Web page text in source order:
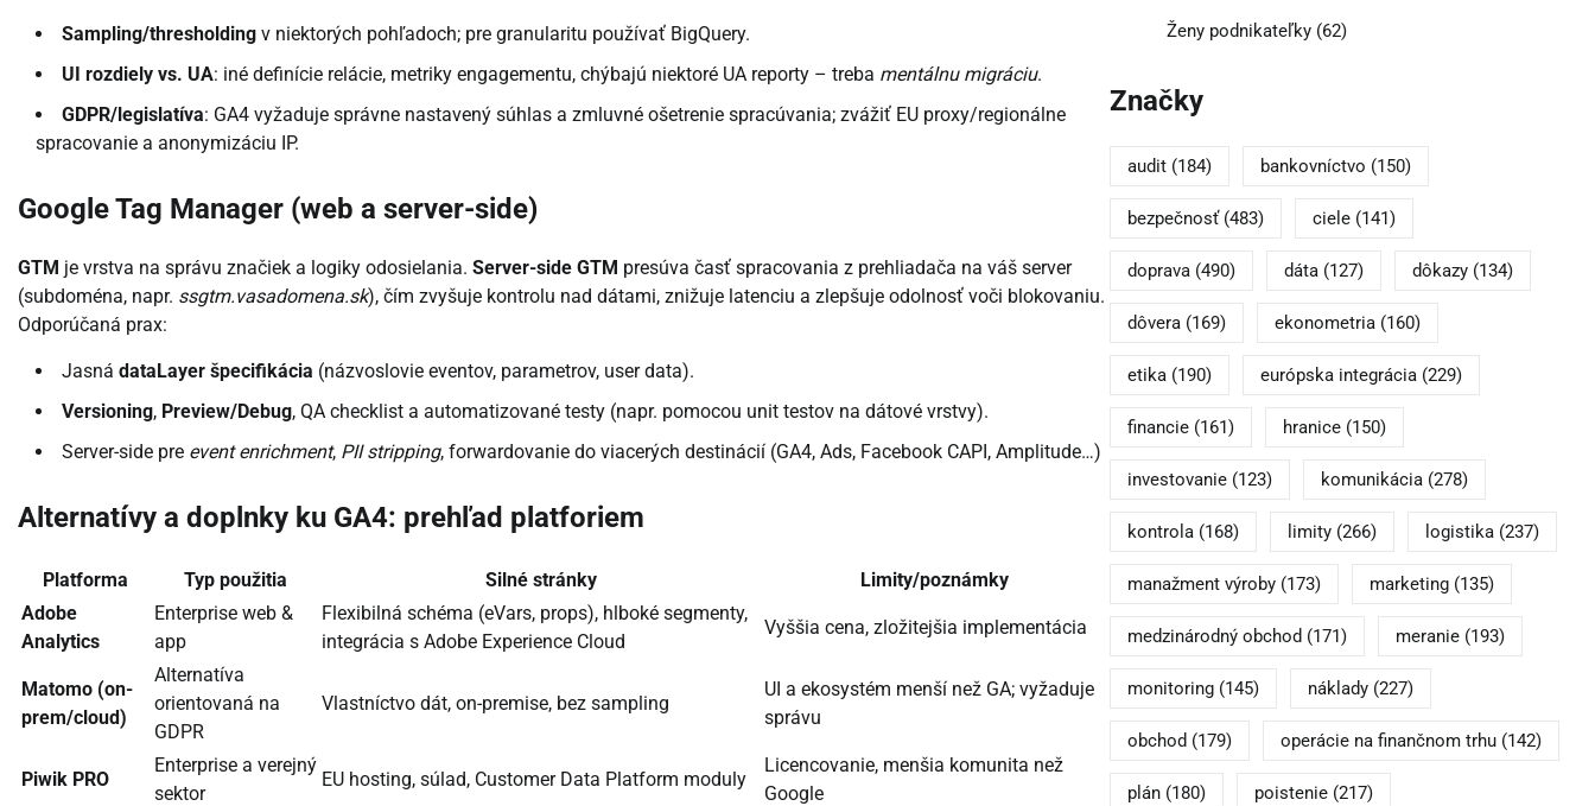
Sampling/thresholding v niektorých pohľadoch; pre granularitu používať BigQuery.
UI rozdiely vs. UA: iné definície relácie, metriky engagementu, chýbajú niektoré UA reporty – treba mentálnu migráciu.
GDPR/legislatíva: GA4 vyžaduje správne nastavený súhlas a zmluvné ošetrenie spracúvania; zvážiť EU proxy/regionálne
spracovanie a anonymizáciu IP.
Google Tag Manager (web a server-side)
GTM je vrstva na správu značiek a logiky odosielania. Server-side GTM presúva časť spracovania z prehliadača na váš server
(subdoména, napr. ssgtm.vasadomena.sk), čím zvyšuje kontrolu nad dátami, znižuje latenciu a zlepšuje odolnosť voči blokovaniu.
Odporúčaná prax:
Jasná dataLayer špecifikácia (názvoslovie eventov, parametrov, user data).
Versioning, Preview/Debug, QA checklist a automatizované testy (napr. pomocou unit testov na dátové vrstvy).
Server-side pre event enrichment, PII stripping, forwardovanie do viacerých destinácií (GA4, Ads, Facebook CAPI, Amplitude…)
Alternatívy a doplnky ku GA4: prehľad platforiem
Platforma Typ použitia Silné stránky
Limity/poznámky
Adobe
Analytics
Enterprise web &
app
Flexibilná schéma (eVars, props), hlboké segmenty,
integrácia s Adobe Experience Cloud
Vyššia cena, zložitejšia implementácia
Matomo (on-
prem/cloud)
Alternatíva
orientovaná na
GDPR
Vlastníctvo dát, on-premise, bez sampling
UI a ekosystém menší než GA; vyžaduje
správu
Piwik PRO
Enterprise a verejný
sektor
EU hosting, súlad, Customer Data Platform moduly
Licencovanie, menšia komunita než
Google
Ženy podnikateľky(62)
Značky
audit(184) bankovníctvo (150)
bezpečnosť(483) ciele(141)
doprava(490) dáta(127) dôkazy(134)
dôvera(169) ekonometria(160)
etika(190) európska integrácia(229)
financie(161) hranice(150)
investovanie(123) komunikácia(278)
kontrola(168) limity(266) logistika(237)
manažment výroby(173) marketing(135)
medzinárodný obchod (171) meranie(193)
monitoring(145) náklady(227)
obchod (179) operácie na finančnom trhu(142)
plán(180) poistenie(217)